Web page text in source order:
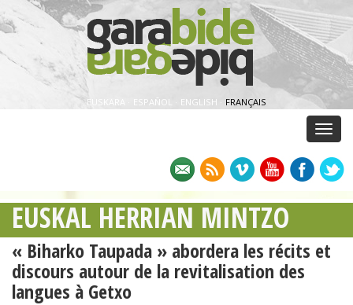
EUSKARA ESPAÑOL · ENGLISH · FRANÇAIS
EUSKAL HERRIAN MINTZO
« Biharko Taupada » abordera les récits et
discours autour de la revitalisation des
langues à Getxo